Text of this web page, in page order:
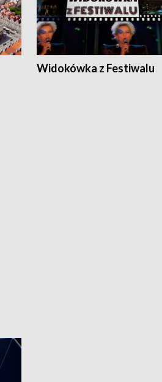
Widokówka z Festiwalu